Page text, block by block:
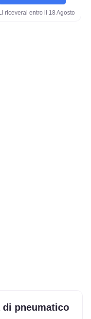
riceverai entro il 18 Agosto
di pneumatico